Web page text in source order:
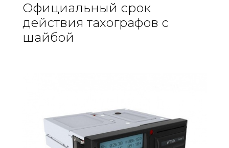
Официальный срок
действия тахографов с
шайбой